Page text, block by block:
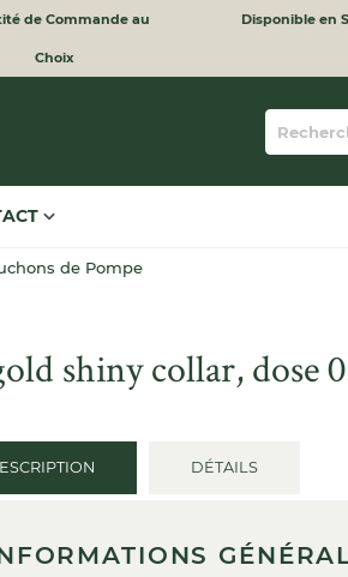
de Commande au
Choix
Disponible en
de Pompe
shiny collar, dose
DÉTAILS